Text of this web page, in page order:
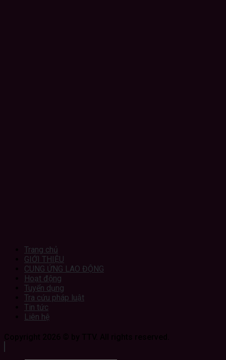
Trang chủ
GIỚI THIỆU
CUNG ỨNG LAO ĐỘNG
Hoạt động
Tuyển dụng
Tra cứu pháp luật
Tin tức
Liên hệ